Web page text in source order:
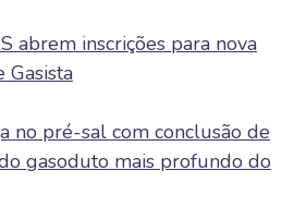
abrem inscrições para nova
Gasista
no pré-sal com conclusão de
gasoduto mais profundo do